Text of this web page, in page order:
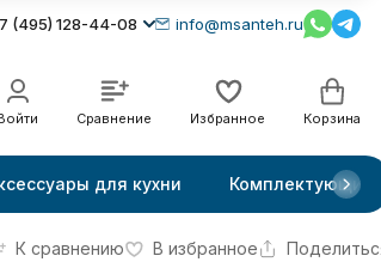
(495) 128-44-08 info@msanteh.ru
Сравнение Избранное Корзина
для кухни Комплектующие
К сравнению В избранное